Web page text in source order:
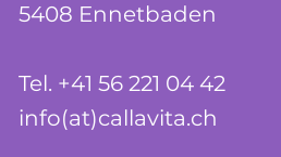
5408 Ennetbaden
Tel. +41 56 221 04 42
info(at)callavita.ch